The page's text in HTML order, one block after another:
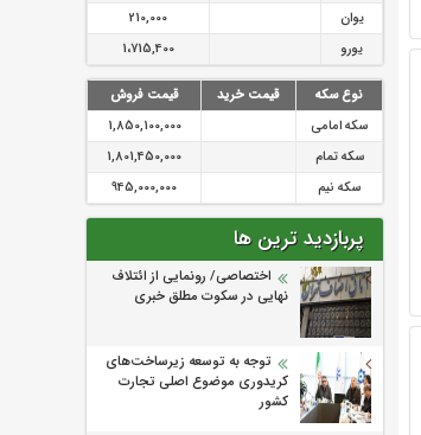
یوان
210,000
یورو
1،715,400
نوع سکه قیمت خرید
قیمت فروش
سکه امامی
1,850,100,000
سکه تمام
1,801,450,000
سکه نیم
945,000,000
پربازدید ترین ها
اختصاصی/ رونمایی از ائتلاف‌
نهایی در سکوت مطلق خبری
توجه به توسعه زیرساخت‌های
کریدوری موضوع اصلی تجارت
کشور